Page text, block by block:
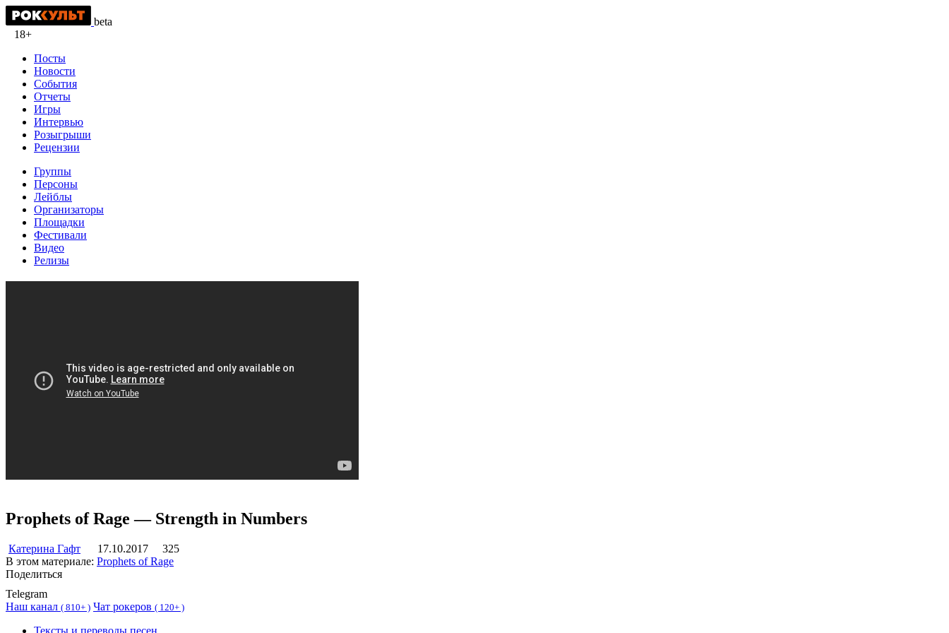
beta
18+
Посты
Новости
События
Отчеты
Игры
Интервью
Розыгрыши
Рецензии
Группы
Персоны
Лейблы
Организаторы
Площадки
Фестивали
Видео
Релизы
Prophets of Rage — Strength in Numbers
Катерина Гафт 17.10.2017
325
В этом материале: Prophets of Rage
Поделиться
Telegram
Наш канал ( 810+ ) Чат рокеров ( 120+ )
Тексты и переводы песен